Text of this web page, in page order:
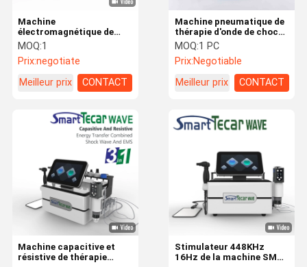
Accueil Produits Contact
Machine pneumatique de
thérapie d'onde de choc
de l'ultrason 21Hz
MOQ:1 PC
Prix:Negotiable
Meilleur prix
CONTACT
Machine
électromagnétique de
réduction et de
soulagement de la
douleur de cellulites de
physiothérapie d'onde de
choc de vide
MOQ:1
Prix:negotiate
Meilleur prix
CONTACT
Stimulateur 448KHz
16Hz de la machine SME
Machine capacitive et
résistive de thérapie